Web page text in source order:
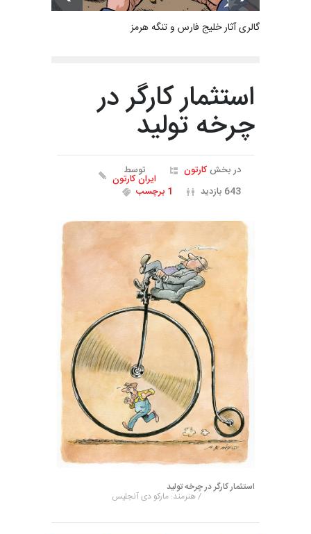
گالری آثار خلیج فارس و تنگه هرمز
استثمار کارگر در
چرخه تولید
در بخشکارتون توسط
ایران کارتون
643 بازدید
1 برچسب
استثمار کارگر در چرخه تولید
/ هنرمند: مارکو دی آنجلیس